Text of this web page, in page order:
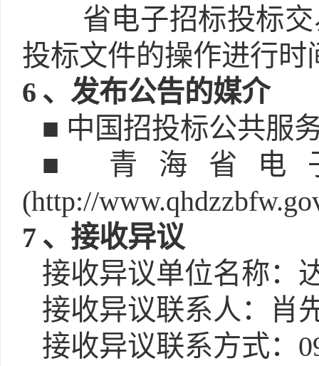
省电子招标投标
投标文件的操作进行时
6 、发布公告的媒介
■ 中国招投标公共服
■ 青海省电
(http://
7 、接收异议
接收异议单位名称：
接收异议联系人：肖
接收异议联系方式：